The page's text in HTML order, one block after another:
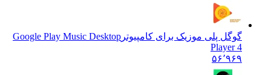
گوگل پلی موزیک برای کامپیوترGoogle Play Music Desktop
Player 4
۵۶٬۹۶۹